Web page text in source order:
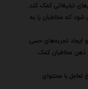
تبلیغاتی کمک کند.
شود که مخاطبان را به
ایجاد تجربه‌های حسی
ذهن مخاطبان کمک
تعامل با محتوای